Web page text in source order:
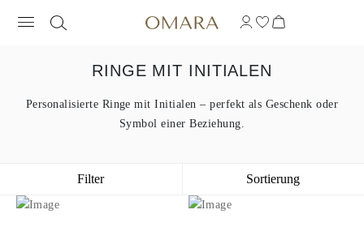
RINGE MIT INITIALEN
Personalisierte Ringe mit Initialen – perfekt als Geschenk oder
Symbol einer Beziehung.
Filter Sortierung